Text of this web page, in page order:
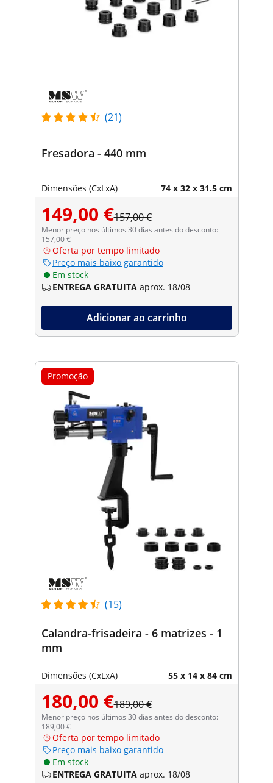
(21)
Fresadora - 440 mm
Dimensões (CxLxA) 74 x 32 x 31.5 cm
149,00 €157,00 €
Menor preço nos últimos 30 dias antes do desconto:
157,00 €
Oferta por tempo limitado
Preço mais baixo garantido
Em stock
ENTREGA GRATUITA aprox. 18/08
Adicionar ao carrinho
Promoção
(15)
Calandra-frisadeira - 6 matrizes - 1
mm
Dimensões (CxLxA) 55 x 14 x 84 cm
180,00 €189,00 €
Menor preço nos últimos 30 dias antes do desconto:
189,00 €
Oferta por tempo limitado
Preço mais baixo garantido
Em stock
ENTREGA GRATUITA aprox. 18/08